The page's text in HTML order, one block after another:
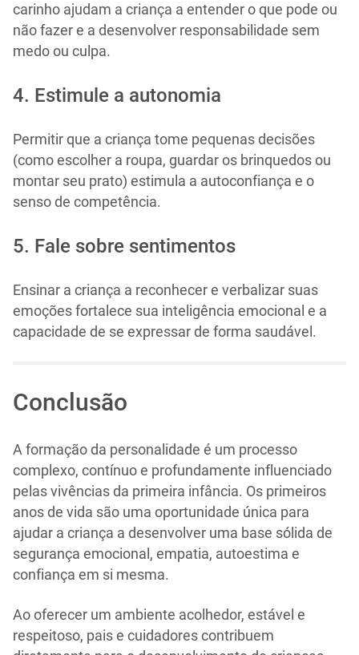
carinho ajudam a criança a entender o que pode ou
não fazer e a desenvolver responsabilidade sem
medo ou culpa.
4. Estimule a autonomia
Permitir que a criança tome pequenas decisões
(como escolher a roupa, guardar os brinquedos ou
montar seu prato) estimula a autoconfiança e o
senso de competência.
5. Fale sobre sentimentos
Ensinar a criança a reconhecer e verbalizar suas
emoções fortalece sua inteligência emocional e a
capacidade de se expressar de forma saudável.
Conclusão
A formação da personalidade é um processo
complexo, contínuo e profundamente influenciado
pelas vivências da primeira infância. Os primeiros
anos de vida são uma oportunidade única para
ajudar a criança a desenvolver uma base sólida de
segurança emocional, empatia, autoestima e
confiança em si mesma.
Ao oferecer um ambiente acolhedor, estável e
respeitoso, pais e cuidadores contribuem